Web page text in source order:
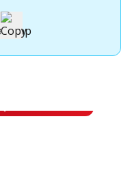
NISP